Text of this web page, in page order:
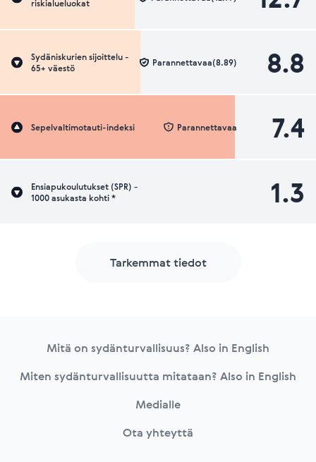
riskialueluokat
Sydäniskurien sijoittelu -
65+ väestö
8.8
Parannettavaa(8.89)
Sepelvaltimotauti-indeksi 7.4
Parannettavaa
Ensiapukoulutukset (SPR) -
1000 asukasta kohti *
1.3
Tarkemmat tiedot
Mitä on sydänturvallisuus? Also in English
Miten sydänturvallisuutta mitataan? Also in English
Medialle
Ota yhteyttä